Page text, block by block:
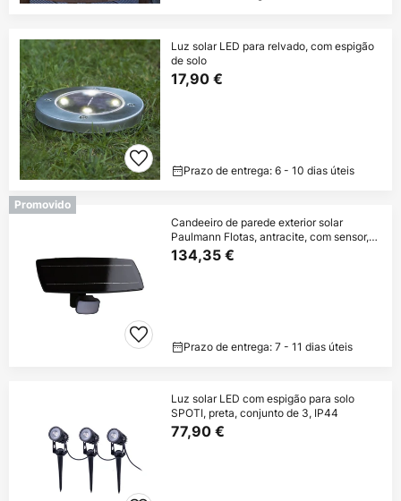
Luz solar LED para relvado, com espigão
de solo
17,90 €
Prazo de entrega: 6 - 10 dias úteis
Promovido
Candeeiro de parede exterior solar
Paulmann Flotas, antracite, com sensor,
IP65
134,35 €
Prazo de entrega: 7 - 11 dias úteis
Luz solar LED com espigão para solo
SPOTI, preta, conjunto de 3, IP44
77,90 €